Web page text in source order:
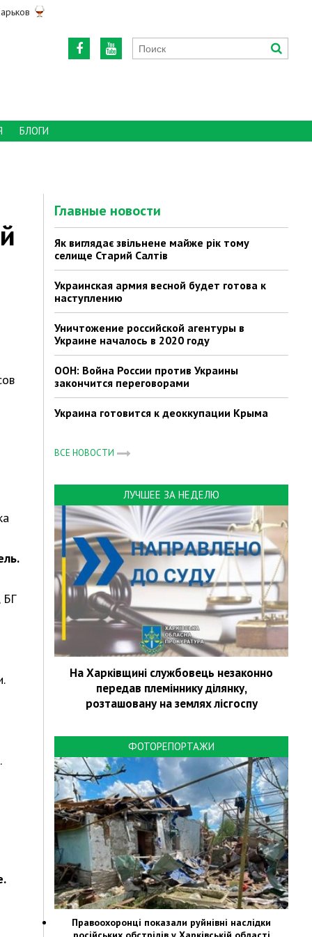
БЛОГИ
БГ
Главные новости
Як виглядає звільнене майже рік тому
селище Старий Салтів
Украинская армия весной будет готова к
наступлению
Уничтожение российской агентуры в
Украине началось в 2020 году
ООН: Война России против Украины
закончится переговорами
Украина готовится к деоккупации Крыма
ВСЕ НОВОСТИ
ЛУЧШЕЕ ЗА НЕДЕЛЮ
На Харківщині службовець незаконно
передав племіннику ділянку,
розташовану на землях лісгоспу
ФОТОРЕПОРТАЖИ
Правоохоронці показали руйнівні наслідки